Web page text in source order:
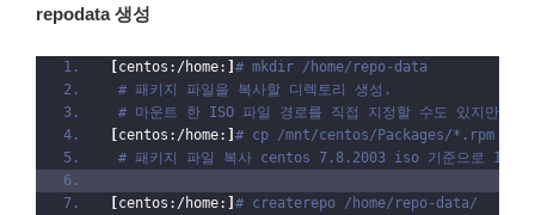
repodata 생성
[centos:/home: ] # mkdir /home/repo-data
# 패키지 파일을 복사할 디렉토리 생성.
# 마운트 한 ISO 파일 경로를 직접 지정할 수도 있지만,
[centos:/home: ] # cp /mnt/centos/Packages/*.rpm /
# 패키지 파일 복사 centos 7.8.2003 iso 기준으로 10070
[centos:/home: ] # createrepo /home/repo-data/